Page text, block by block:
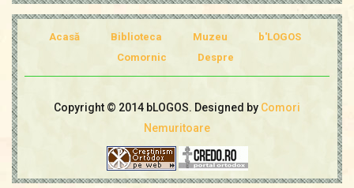
Acasă Biblioteca Muzeu
b'LOGOS
Comornic
Despre
Copyright © 2014 bLOGOS. Designed by Comori
Nemuritoare